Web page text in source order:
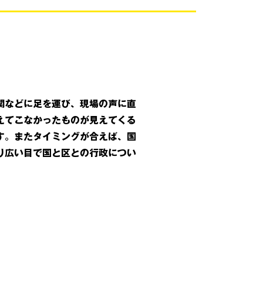
などに足を運び、現場の声に直
てこなかったものが見えてくる
またタイミングが合えば、国
広い目で国と区との行政につい